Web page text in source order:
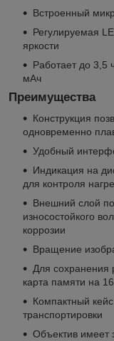
Встроенный
Регулируемая
яркости
Работает до 3,5
мАч
Преимущества
Конструкция
одновременно
Удобный
Индикация на
для контроля
Внешний слой
износостойкого
коррозии
Вращение
Для сохранения
карта памяти на
Компактный
транспортировки
Объектив имеет